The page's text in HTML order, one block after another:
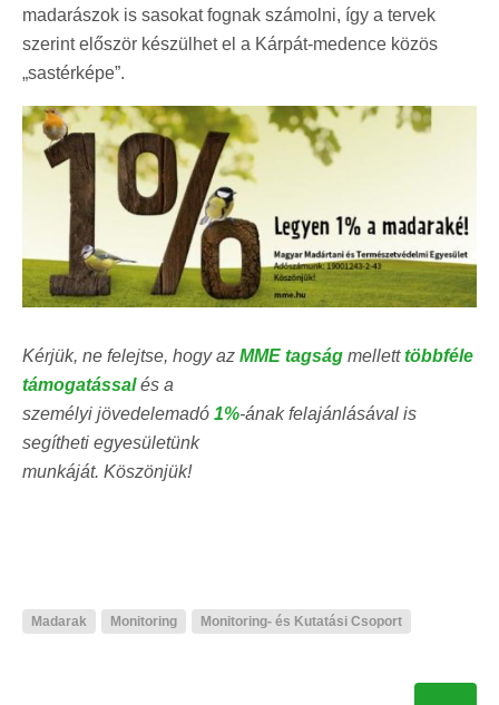
madarászok is sasokat fognak számolni, így a tervek
szerint először készülhet el a Kárpát-medence közös
„sastérképe”.
Kérjük, ne felejtse, hogy az MME tagság melletttöbbféle
támogatássalés a
személyi jövedelemadó 1%-ának felajánlásával is
segítheti egyesületünk
munkáját. Köszönjük!
Madarak Monitoring Monitoring- és Kutatási Csoport